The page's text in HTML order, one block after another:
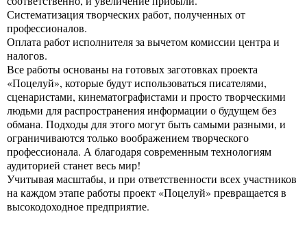
Систематизация творческих работ, полученных от
профессионалов.
Оплата работ исполнителя за вычетом комиссии центра и
налогов.
Все работы основаны на готовых заготовках проекта
«Поцелуй», которые будут использоваться писателями,
сценаристами, кинематографистами и просто творческими
людьми для распространения информации о будущем без
обмана. Подходы для этого могут быть самыми разными, и
ограничиваются только воображением творческого
профессионала. А благодаря современным технологиям
аудиторией станет весь мир!
Учитывая масштабы, и при ответственности всех участников
на каждом этапе работы проект «Поцелуй» превращается в
высокодоходное предприятие.